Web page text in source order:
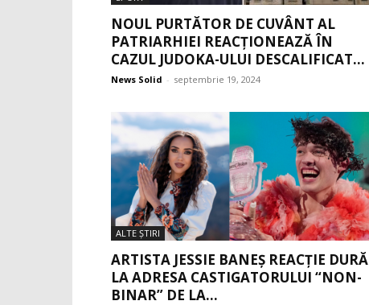
NOUL PURTĂTOR DE CUVÂNT AL
PATRIARHIEI REACȚIONEAZĂ ÎN
CAZUL JUDOKA-ULUI DESCALIFICAT...
News Solid - septembrie 19, 2024
ALTE ŞTIRI
ARTISTA JESSIE BANEȘ REACȚIE DURĂ
LA ADRESA CASTIGATORULUI “NON-
BINAR” DE LA...